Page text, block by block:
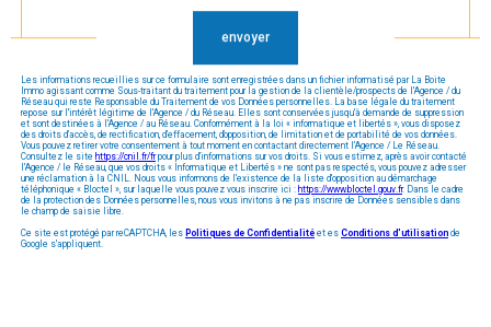
envoyer
Les informations recueillies sur ce formulaire sont enregistrées dans un fichier informatisé par La Boite
Immo agissant comme Sous-traitant du traitement pour la gestion de la clientèle/prospects de l'Agence / du
Réseau qui reste Responsable du Traitement de vos Données personnelles. La base légale du traitement
repose sur l'intérêt légitime de l'Agence / du Réseau. Elles sont conservées jusqu'à demande de suppression
et sont destinées à l'Agence / au Réseau. Conformément à la loi « informatique et libertés », vous disposez
des droits d’accès, de rectification, d’effacement, d’opposition, de limitation et de portabilité de vos données.
Vous pouvez retirer votre consentement à tout moment en contactant directement l’Agence / Le Réseau.
Consultez le site https://cnil.fr/frpour plus d’informations sur vos droits. Si vous estimez, après avoir contacté
l'Agence / le Réseau, que vos droits « Informatique et Libertés » ne sont pas respectés, vous pouvez adresser
une réclamation à la CNIL. Nous vous informons de l’existence de la liste d'opposition au démarchage
téléphonique « Bloctel », sur laquelle vous pouvez vous inscrire ici : https://www.bloctel.gouv.fr. Dans le cadre
de la protection des Données personnelles, nous vous invitons à ne pas inscrire de Données sensibles dans
le champ de saisie libre.
Ce site est protégé par reCAPTCHA, les Politiques de Confidentialité et es Conditions d'utilisation de
Google s'appliquent.